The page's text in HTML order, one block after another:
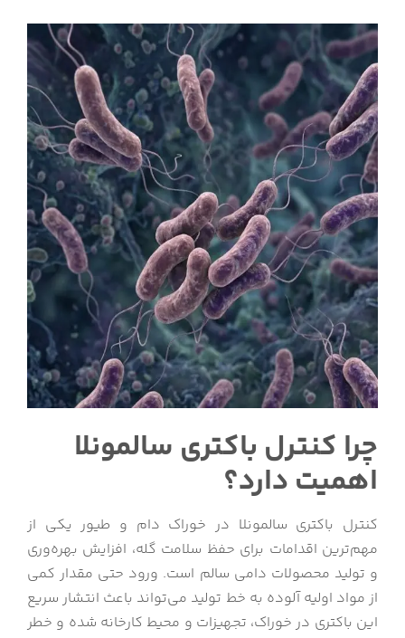
چرا کنترل باکتری سالمونلا
اهمیت دارد؟
کنترل باکتری سالمونلا در خوراک دام و طیور یکی از
مهم‌ترین اقدامات برای حفظ سلامت گله، افزایش بهره‌وری
و تولید محصولات دامی سالم است. ورود حتی مقدار کمی
از مواد اولیه آلوده به خط تولید می‌تواند باعث انتشار سریع
این باکتری در خوراک، تجهیزات و محیط کارخانه شده و خطر